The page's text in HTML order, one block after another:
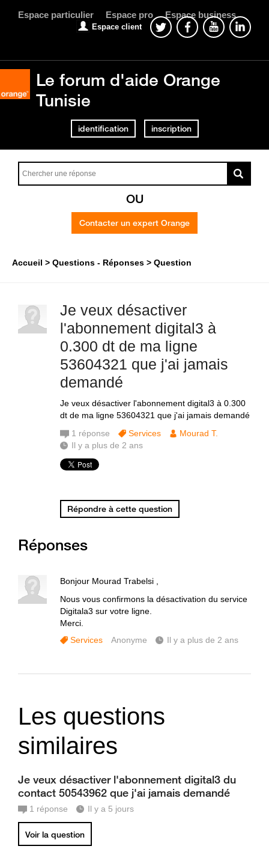
Espace particulier Espace pro Espace business
Espace client
Le forum d'aide Orange
Tunisie
identification inscription
OU
Contacter un expert Orange
Accueil Questions - Réponses Question
Je veux désactiver
l'abonnement digital3 à
0.300 dt de ma ligne
53604321 que j'ai jamais
demandé
Je veux désactiver l'abonnement digital3 à 0.300
dt de ma ligne 53604321 que j'ai jamais demandé
1 réponse Services
Mourad T.
Il y a plus de 2 ans
Répondre à cette question
Réponses
Bonjour Mourad Trabelsi ,
Nous vous confirmons la désactivation du service
Digitala3 sur votre ligne.
Merci.
Services
Anonyme Il y a plus de 2 ans
Les questions
similaires
Je veux désactiver l'abonnement digital3 du
contact 50543962 que j'ai jamais demandé
1 réponse Il y a 5 jours
Voir la question